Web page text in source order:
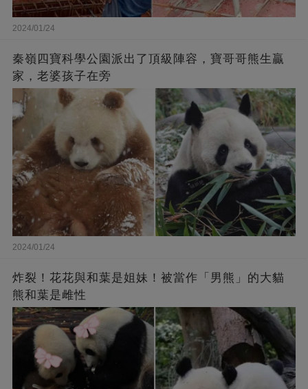
2024/01/24
秦嶺四寶科學公園派出了頂級陣容，寶哥哥熊生贏
家，老婆孩子在旁
2024/01/24
炸裂！花花與和葉是姐妹！被當作「男熊」的大貓
熊和葉是雌性